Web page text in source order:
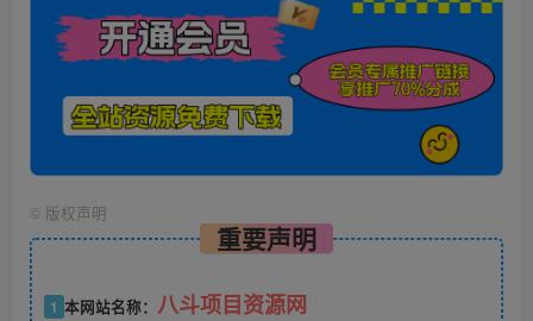
© 版权声明
重要声明
1 本网站名称： 八斗项目资源网